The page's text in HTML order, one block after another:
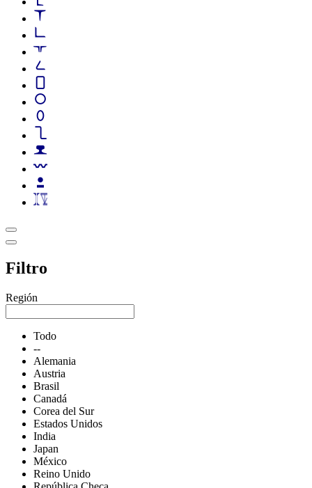
Filtro
Región
Todo
--
Alemania
Austria
Brasil
Canadá
Corea del Sur
Estados Unidos
India
Japan
México
Reino Unido